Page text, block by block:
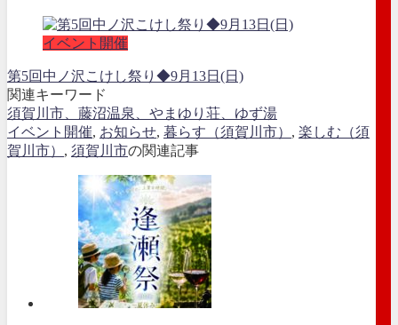
イベント開催
第5回中ノ沢こけし祭り◆9月13日(日)
関連キーワード
須賀川市、藤沼温泉、やまゆり荘、ゆず湯
イベント開催, お知らせ, 暮らす（須賀川市） , 楽しむ（須
賀川市） , 須賀川市の関連記事